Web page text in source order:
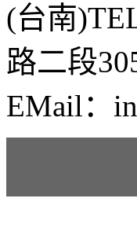
(台南
路二段
EMail：